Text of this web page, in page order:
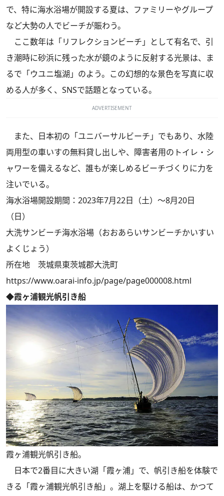
で、特に海水浴場が開設する夏は、ファミリーやグループ
など大勢の人でビーチが賑わう。
ここ数年は「リフレクションビーチ」として有名で、引
き潮時に砂浜に残った水が鏡のように反射する光景は、ま
るで「ウユニ塩湖」のよう。この幻想的な景色を写真に収
める人が多く、SNSで話題となっている。
ADVERTISEMENT
また、日本初の「ユニバーサルビーチ」でもあり、水陸
両用型の車いすの無料貸し出しや、障害者用のトイレ・シ
ャワーを備えるなど、誰もが楽しめるビーチづくりに力を
注いでいる。
海水浴場開設期間：2023年7月22日（土）～8月20日
（日）
大洗サンビーチ海水浴場（おおあらいサンビーチかいすい
よくじょう）
所在地 茨城県東茨城郡大洗町
https://www.oarai-info.jp/page/page000008.html
◆霞ヶ浦観光帆引き船
霞ヶ浦観光帆引き船。
日本で2番目に大きい湖「霞ヶ浦」で、帆引き船を体験で
きる「霞ヶ浦観光帆引き船」。湖上を駆ける船は、かつて